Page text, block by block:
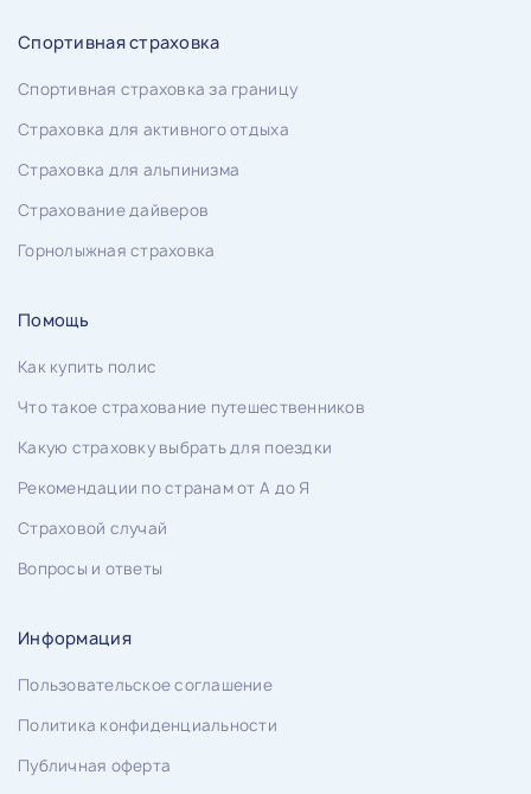
Спортивная страховка
Спортивная страховка за границу
Страховка для активного отдыха
Страховка для альпинизма
Страхование дайверов
Горнолыжная страховка
Помощь
Как купить полис
Что такое страхование путешественников
Какую страховку выбрать для поездки
Рекомендации по странам от А до Я
Страховой случай
Вопросы и ответы
Информация
Пользовательское соглашение
Политика конфиденциальности
Публичная оферта